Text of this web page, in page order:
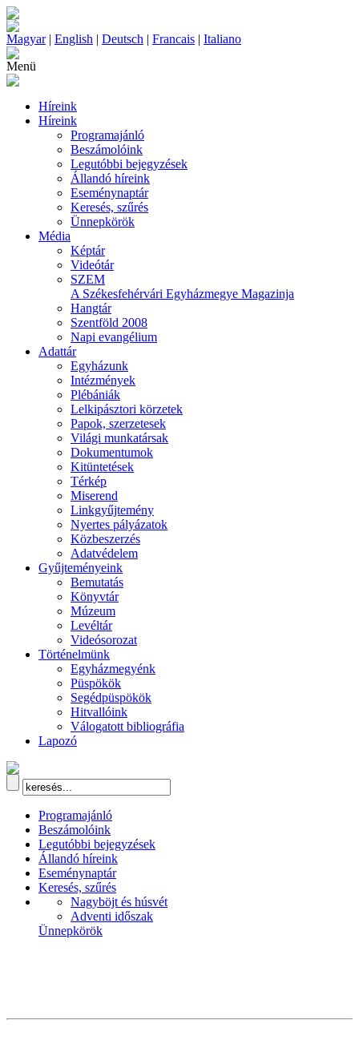
Magyar| English | Deutsch | Francais | Italiano
Menü
Híreink
Híreink
Programajánló
Beszámolóink
Legutóbbi bejegyzések
Állandó híreink
Eseménynaptár
Keresés, szűrés
Ünnepkörök
Média
Képtár
Videótár
SZEM
A Székesfehérvári Egyházmegye Magazinja
Hangtár
Szentföld 2008
Napi evangélium
Adattár
Egyházunk
Intézmények
Plébániák
Lelkipásztori körzetek
Papok, szerzetesek
Világi munkatársak
Dokumentumok
Kitüntetések
Térkép
Miserend
Linkgyűjtemény
Nyertes pályázatok
Közbeszerzés
Adatvédelem
Gyűjteményeink
Bemutatás
Könyvtár
Múzeum
Levéltár
Videósorozat
Történelmünk
Egyházmegyénk
Püspökök
Segédpüspökök
Hitvallóink
Válogatott bibliográfia
Lapozó
Programajánló
Beszámolóink
Legutóbbi bejegyzések
Állandó híreink
Eseménynaptár
Keresés, szűrés
Nagyböjt és húsvét
Adventi időszak
Ünnepkörök